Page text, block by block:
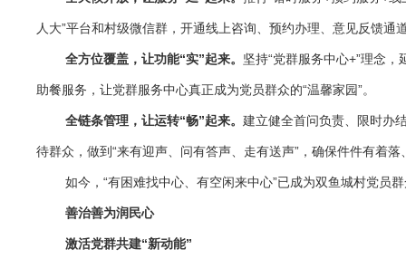
人大”平台和村级微信群，开通线上咨询、预约办理、意见反馈通
全方位覆盖，让功能“实”起来。 坚持“党群服务中心+”理念
助餐服务，让党群服务中心真正成为党员群众的“温馨家园”。
全链条管理，让运转“畅”起来。 建立健全首问负责、限时办
待群众，做到“来有迎声、问有答声、走有送声”，确保件件有着落
如今，“有困难找中心、有空闲来中心”已成为双鱼城村党员
善治善为润民心
激活党群共建“新动能”